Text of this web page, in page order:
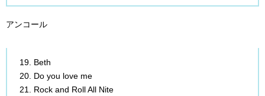
アンコール
Beth
Do you love me
Rock and Roll All Nite